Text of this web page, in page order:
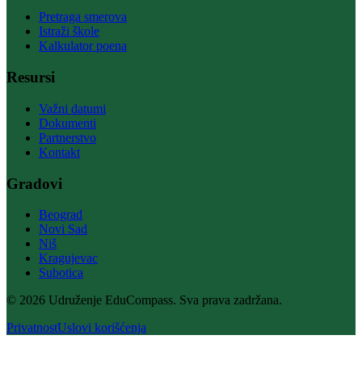
Pretraga smerova
Istraži škole
Kalkulator poena
Resursi
Važni datumi
Dokumenti
Partnerstvo
Kontakt
Gradovi
Beograd
Novi Sad
Niš
Kragujevac
Subotica
© 2026 Udruženje EduCompass. Sva prava zadržana.
PrivatnostUslovi korišćenja